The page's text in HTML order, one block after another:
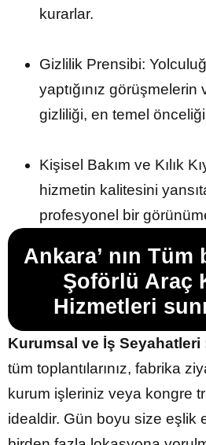
kurarlar.
Gizlilik Prensibi:
yaptığınız görüşmelerin
gizliliği, en temel
Kişisel Bakım ve Kılık
hizmetin kalitesini
profesyonel bir
Ankara’ nın
Şoförlü Araç
Hizmetleri
Kurumsal ve İş Seyahatleri
tüm toplantılarınız, fabrika
kurum işleriniz veya kongre
idealdir. Gün boyu size eşlik